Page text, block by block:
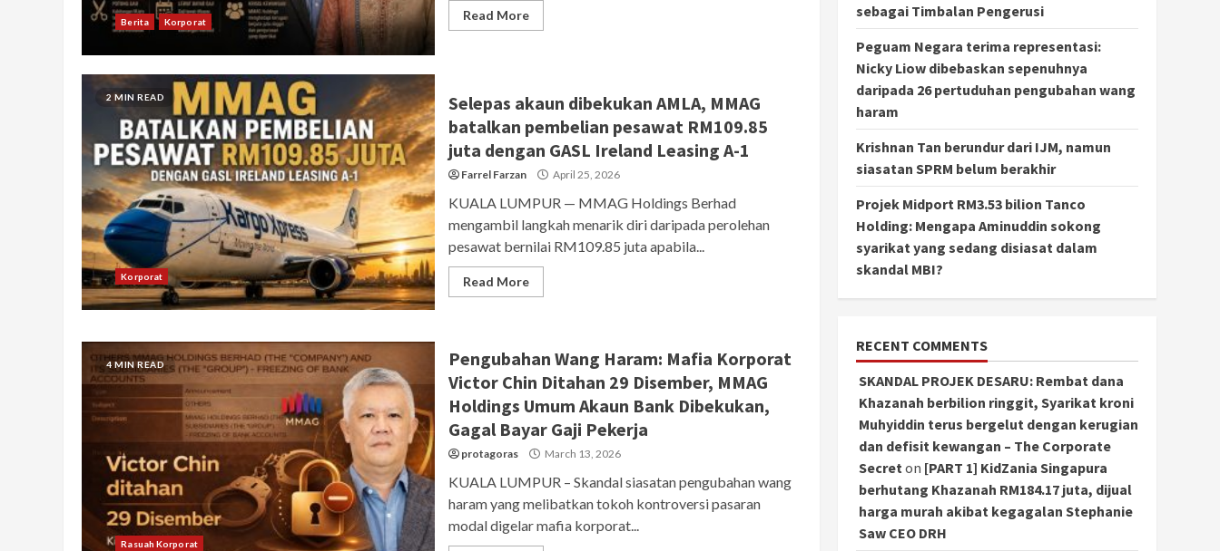
Berita Korporat Read More
2 MIN READ
Korporat
Selepas akaun dibekukan AMLA, MMAG
batalkan pembelian pesawat RM109.85
juta dengan GASL Ireland Leasing A-1
Farrel Farzan April 25, 2026
KUALA LUMPUR — MMAG Holdings Berhad
mengambil langkah menarik diri daripada perolehan
pesawat bernilai RM109.85 juta apabila...
Read More
4 MIN READ
Rasuah Korporat
Pengubahan Wang Haram: Mafia Korporat
Victor Chin Ditahan 29 Disember, MMAG
Holdings Umum Akaun Bank Dibekukan,
Gagal Bayar Gaji Pekerja
protagoras March 13, 2026
KUALA LUMPUR – Skandal siasatan pengubahan wang
haram yang melibatkan tokoh kontroversi pasaran
modal digelar mafia korporat...
sebagai Timbalan Pengerusi
Peguam Negara terima representasi:
Nicky Liow dibebaskan sepenuhnya
daripada 26 pertuduhan pengubahan wang
haram
Krishnan Tan berundur dari IJM, namun
siasatan SPRM belum berakhir
Projek Midport RM3.53 bilion Tanco
Holding: Mengapa Aminuddin sokong
syarikat yang sedang disiasat dalam
skandal MBI?
RECENT COMMENTS
SKANDAL PROJEK DESARU: Rembat dana
Khazanah berbilion ringgit, Syarikat kroni
Muhyiddin terus bergelut dengan kerugian
dan defisit kewangan – The Corporate
Secret on [PART 1] KidZania Singapura
berhutang Khazanah RM184.17 juta, dijual
harga murah akibat kegagalan Stephanie
Saw CEO DRH